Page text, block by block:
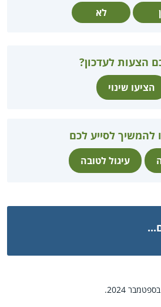
לא
הצעות לעדכון?
הציעו שינוי
להמשיך לסייע לכם
עיגול לטובה